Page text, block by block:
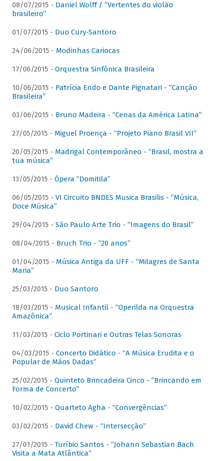
08/07/2015 - Daniel Wolff / “Vertentes do violão
brasileiro”
01/07/2015 - Duo Cury-Santoro
24/06/2015 - Modinhas Cariocas
17/06/2015 - Orquestra Sinfônica Brasileira
10/06/2015 - Patrícia Endo e Dante Pignatari - “Canção
Brasileira”
03/06/2015 - Bruno Madeira - “Cenas da América Latina”
27/05/2015 - Miguel Proença - “Projeto Piano Brasil VII”
20/05/2015 - Madrigal Contemporâneo - “Brasil, mostra a
tua música”
13/05/2015 - Ópera “Domitila”
06/05/2015 - VI Circuito BNDES Musica Brasilis - “Música,
Doce Música”
29/04/2015 - São Paulo Arte Trio - “Imagens do Brasil”
08/04/2015 - Bruch Trio - “20 anos”
01/04/2015 - Música Antiga da UFF - “Milagres de Santa
Maria”
25/03/2015 - Duo Santoro
18/03/2015 - Musical Infantil - “Operilda na Orquestra
Amazônica”
11/03/2015 - Ciclo Portinari e Outras Telas Sonoras
04/03/2015 - Concerto Didático - “A Música Erudita e o
Popular de Mãos Dadas”
25/02/2015 - Quinteto Brincadeira Cinco - “Brincando em
Forma de Concerto”
10/02/2015 - Quarteto Agha - “Convergências”
03/02/2015 - David Chew - “Intersecção”
27/01/2015 - Turíbio Santos - “Johann Sebastian Bach
Visita a Mata Atlântica”